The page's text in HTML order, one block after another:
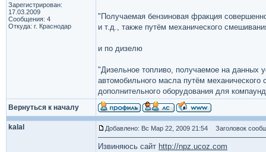
Зарегистрирован:
17.03.2009
Сообщения: 4
Откуда: г. Краснодар
"Получаемая бензиновая фракция
и т.д., также путём механического
и по дизелю
"Дизельное топливо, получаемое на данных
автомобильного масла путём
дополнительного оборудования для
Вернуться к началу
kalal Добавлено: Вс Мар 22, 2009 21:54 Заголовок
Извиняюсь сайт http://npz.ucoz.com